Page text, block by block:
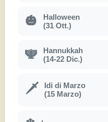
🎃
Halloween
(31 Ott.)
🕎
Hannukkah
(14-22 Dic.)
🗡
Idi di Marzo
(15 Marzo)